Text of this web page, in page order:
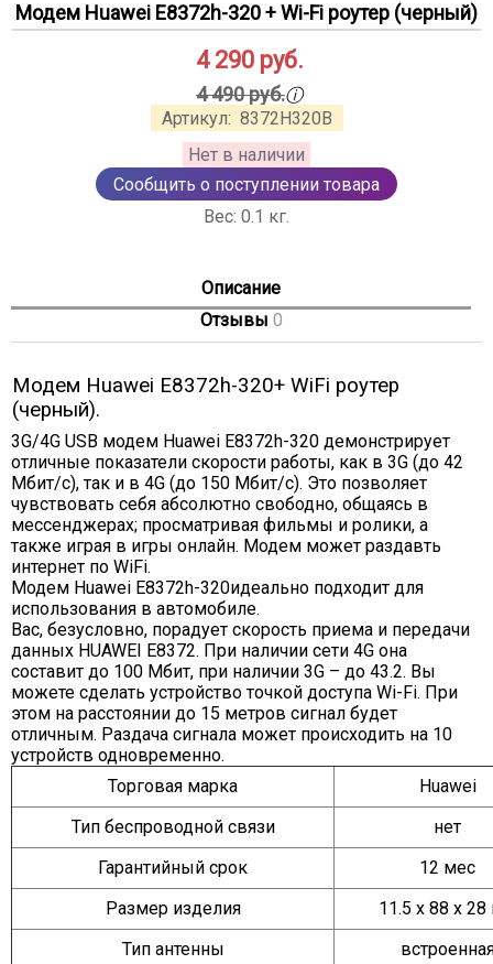
Модем Huawei E8372h-320 + Wi-Fi роутер (черный)
Артикул: 8372H320B
Нет в наличии
Сообщить о поступлении товара
Вес: 0.1 кг.
4 290 руб.
4 490 руб.ⓘ
Описание
Отзывы 0
Модем Huawei E8372h-320+ WiFi роутер
(черный).
3G/4G USB модем Huawei E8372h-320 демонстрирует
отличные показатели скорости работы, как в 3G (до 42
Мбит/с), так и в 4G (до 150 Мбит/с). Это позволяет
чувствовать себя абсолютно свободно, общаясь в
мессенджерах; просматривая фильмы и ролики, а
также играя в игры онлайн. Модем может раздавть
интернет по WiFi.
Модем Huawei E8372h-320идеально подходит для
использования в автомобиле.
Вас, безусловно, порадует скорость приема и передачи
данных HUAWEI E8372. При наличии сети 4G она
составит до 100 Мбит, при наличии 3G – до 43.2. Вы
можете сделать устройство точкой доступа Wi-Fi. При
этом на расстоянии до 15 метров сигнал будет
отличным. Раздача сигнала может происходить на 10
устройств одновременно.
Торговая марка
Huawei
Тип беспроводной связи
нет
Гарантийный срок
12 мес
Размер изделия
11.5 x 88 x
Тип антенны